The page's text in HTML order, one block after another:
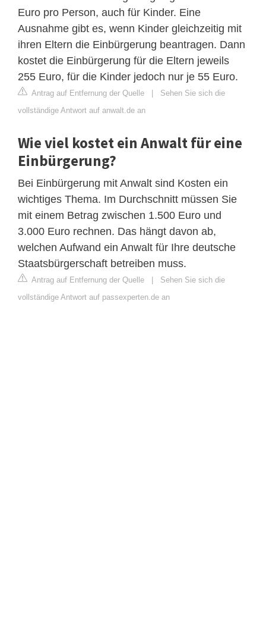
Euro pro Person, auch für Kinder. Eine
Ausnahme gibt es, wenn Kinder gleichzeitig mit
ihren Eltern die Einbürgerung beantragen. Dann
kostet die Einbürgerung für die Eltern jeweils
255 Euro, für die Kinder jedoch nur je 55 Euro.
Antrag auf Entfernung der Quelle | Sehen Sie sich die
vollständige Antwort auf anwalt.de an
Wie viel kostet ein Anwalt für eine
Einbürgerung?
Bei Einbürgerung mit Anwalt sind Kosten ein
wichtiges Thema. Im Durchschnitt müssen Sie
mit einem Betrag zwischen 1.500 Euro und
3.000 Euro rechnen. Das hängt davon ab,
welchen Aufwand ein Anwalt für Ihre deutsche
Staatsbürgerschaft betreiben muss.
Antrag auf Entfernung der Quelle | Sehen Sie sich die
vollständige Antwort auf passexperten.de an